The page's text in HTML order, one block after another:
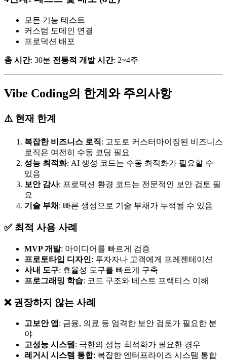
모든 기능 테스트
커스텀 도메인 연결
프로덕션 배포
총 시간: 30분 전통적 개발 시간: 2~4주
Vibe Coding의 한계와 주의사항
⚠️ 현재 한계
복잡한 비즈니스 로직: 고도로 커스터마이징된 비즈니스
로직은 여전히 수동 코딩 필요
성능 최적화: AI 생성 코드는 수동 최적화가 필요할 수
있음
보안 감사: 프로덕션 환경 코드는 전문적인 보안 검토 필
요
기술 부채 : 빠른 생성으로 기술 부채가 누적될 수 있음
✅ 최적 사용 사례
MVP 개발: 아이디어를 빠르게 검증
프로토타입 디자인: 투자자나 고객에게 프레젠테이션
사내 도구: 효율성 도구를 빠르게 구축
프로그래밍 학습: 코드 구조와 베스트 프랙티스 이해
❌ 권장하지 않는 사례
고보안 앱 : 금융, 의료 등 엄격한 보안 검토가 필요한 분
야
고성능 시스템 : 극한의 성능 최적화가 필요한 경우
레거시 시스템 통합: 복잡한 엔터프라이즈 시스템 통합